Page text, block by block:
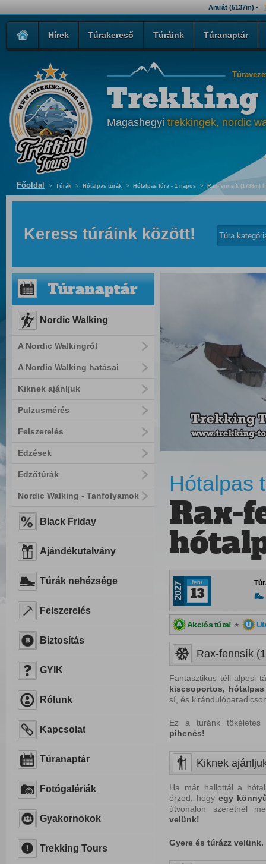
Ararát (5137m) -
Hírek Túrakereső Túráink Túranaptár
Trekking
Magashegyi trekkingek, nordic
Főoldal > Túrák > Hótalpas túrák > Hótalpas túra - 1 napos > Rax-fennsík (1738m)
Keress túráink között!
Túranaptár
Nordic Walking
A Nordic Walkingról
A Nordic Walking hatásai
Kiknek ajánljuk
Pulzusmérés
Felszerelés
Edzések
Edzőtúrák
Nordic Walking - Tanfolyamok
Black Friday
Ajándékutalvány
Túrák nehézsége
Felszerelés
Biztosítás
GYIK
Rólunk
Kapcsolat
Túranaptár
Fotógalériák
Gyakornokok
Trekking Tours
Hótalpas
Rax-
2027 febr.
13
Akciós túra! ★
Rax-fennsík
Fantasztikus téli alpesi
kiscsoportos, hótalpas
sí, és
Ez a túránk
pihenés!
Kiknek
Ha már hallottál a
érzed, hogy egy
útvonalon szeretnél
velünk!
Gyere és túrázz